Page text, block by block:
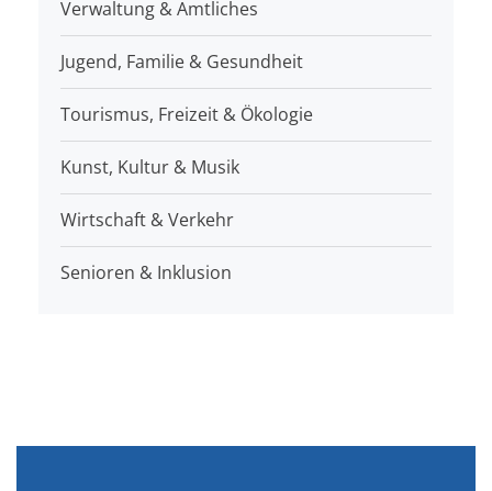
Verwaltung & Amtliches
Jugend, Familie & Gesundheit
Tourismus, Freizeit & Ökologie
Kunst, Kultur & Musik
Wirtschaft & Verkehr
Senioren & Inklusion